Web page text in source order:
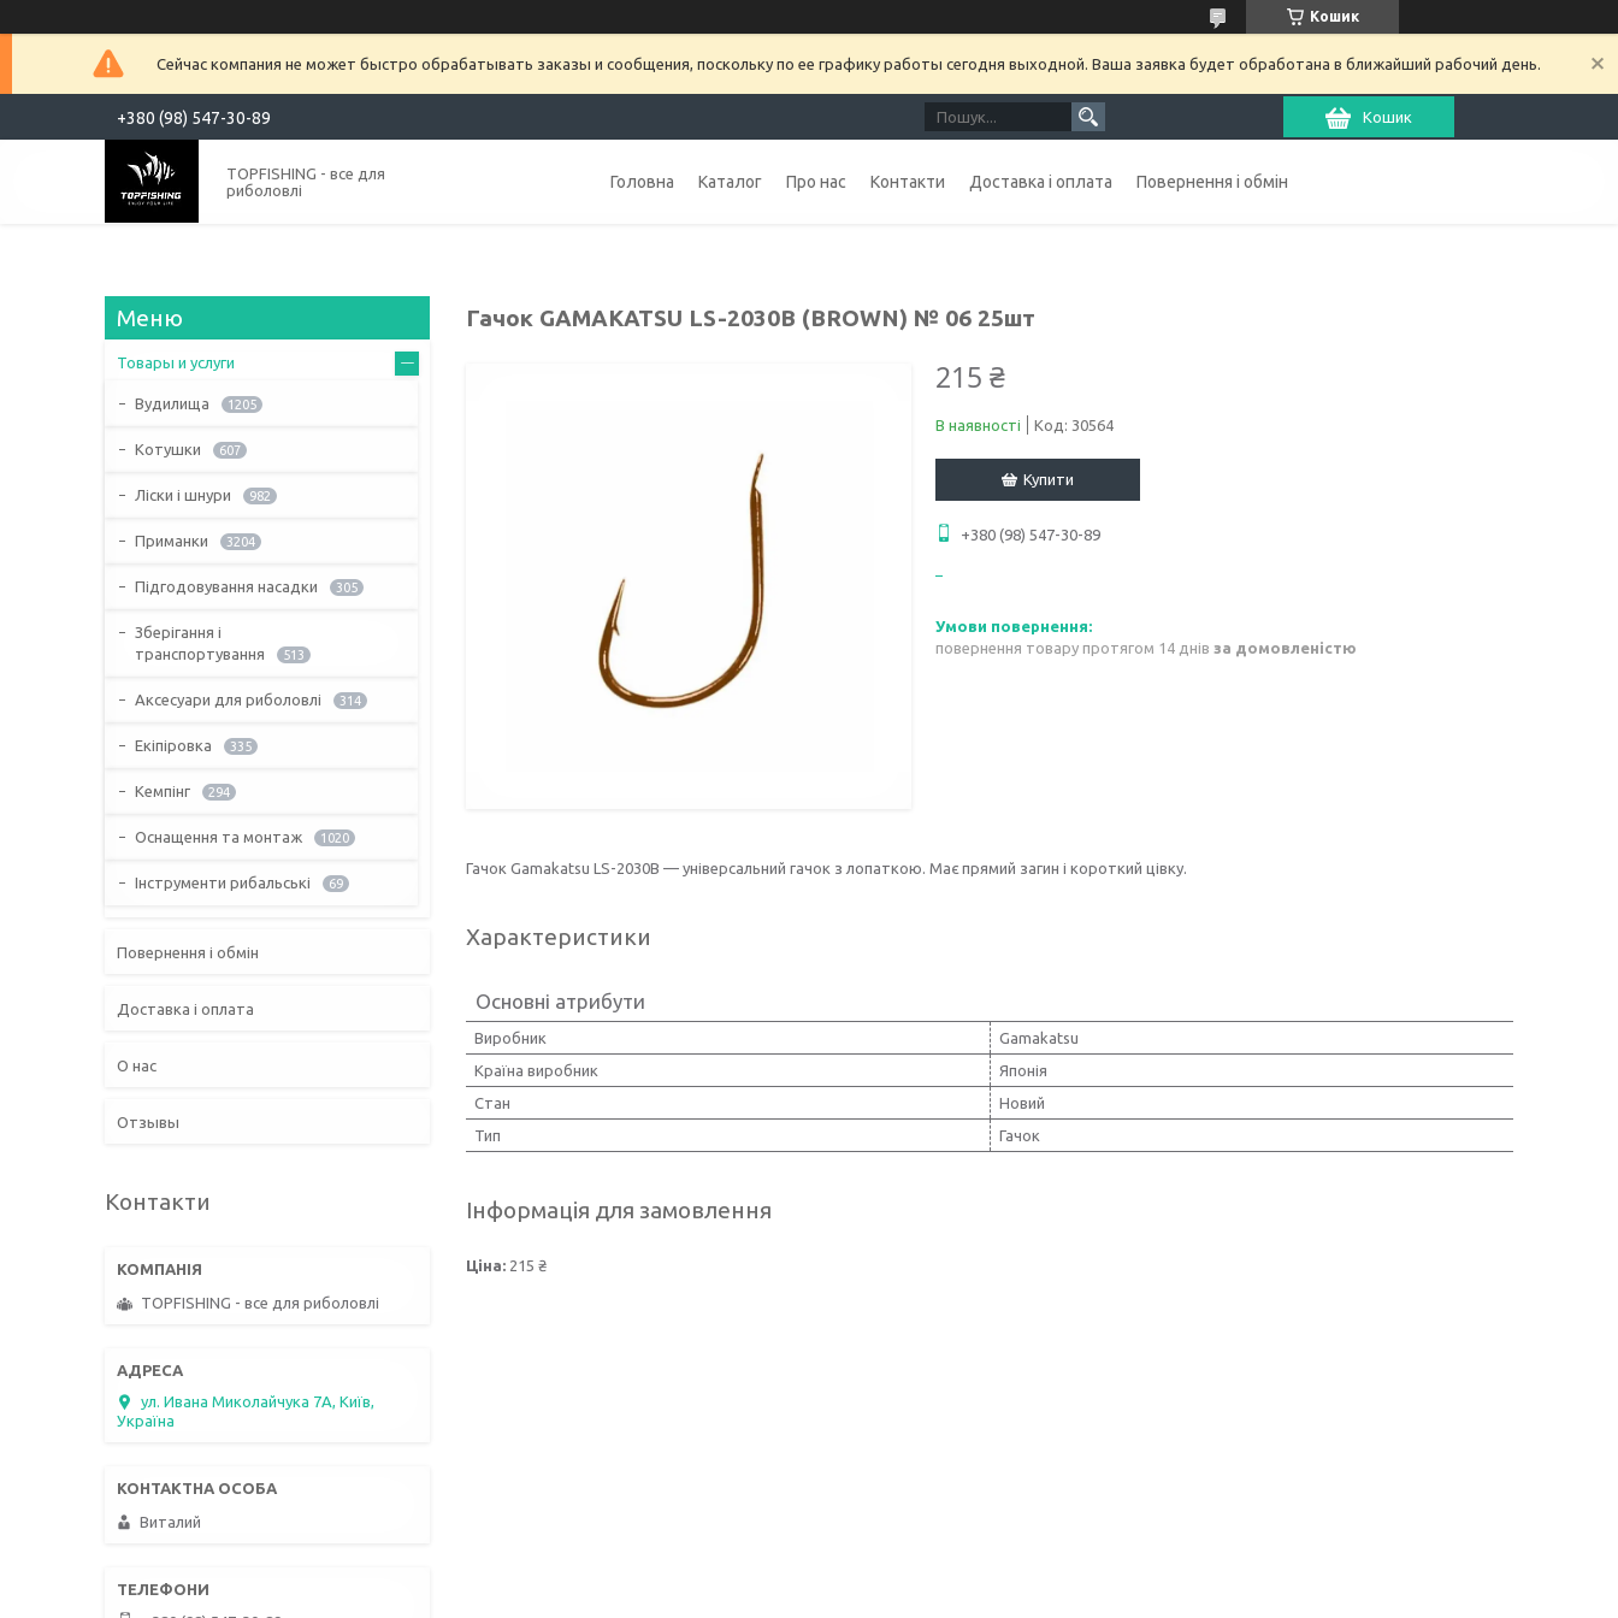
Кошик
Сейчас компания не может быстро обрабатывать заказы и сообщения, поскольку по ее графику работы сегодня выходной. Ваша заявка будет обработана в ближайший рабочий день.
+380 (98) 547-30-89 Кошик
TOPFISHING - все для
риболовлі
Головна Каталог Про нас Контакти Доставка і оплата Повернення і обмін
Гачок GAMAKATSU LS-2030B (BROWN) № 06 25шт
215 ₴
В наявності Код: 30564
Купити
+380 (98) 547-30-89
повернення товару протягом 14 днів за домовленістю
Гачок Gamakatsu LS-2030B — універсальний гачок з лопаткою. Має прямий загин і короткий цівку.
Характеристики
Основні атрибути
Виробник
Gamakatsu
Країна виробник
Японія
Стан
Новий
Тип
Гачок
Інформація для замовлення
Ціна: 215 ₴
Товары и услуги
Вудилища 1205
Котушки 607
Ліски і шнури 982
Приманки 3204
Підгодовування насадки 305
Зберігання і
транспортування
513
Аксесуари для риболовлі 314
Екіпіровка 335
Кемпінг 294
Оснащення та монтаж 1020
Інструменти рибальські 69
Повернення і обмін
Доставка і оплата
О нас
Отзывы
Контакти
TOPFISHING - все для риболовлі
ул. Ивана Миколайчука 7А, Київ,
Україна
Виталий